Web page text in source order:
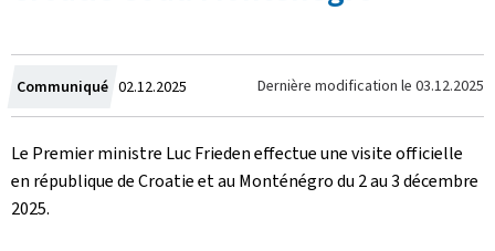
Communiqué Crée
le
02.12.2025 Dernière modification le 03.12.2025
Le Premier ministre Luc Frieden effectue une visite officielle
en république de Croatie et au Monténégro du 2 au 3 décembre
2025.